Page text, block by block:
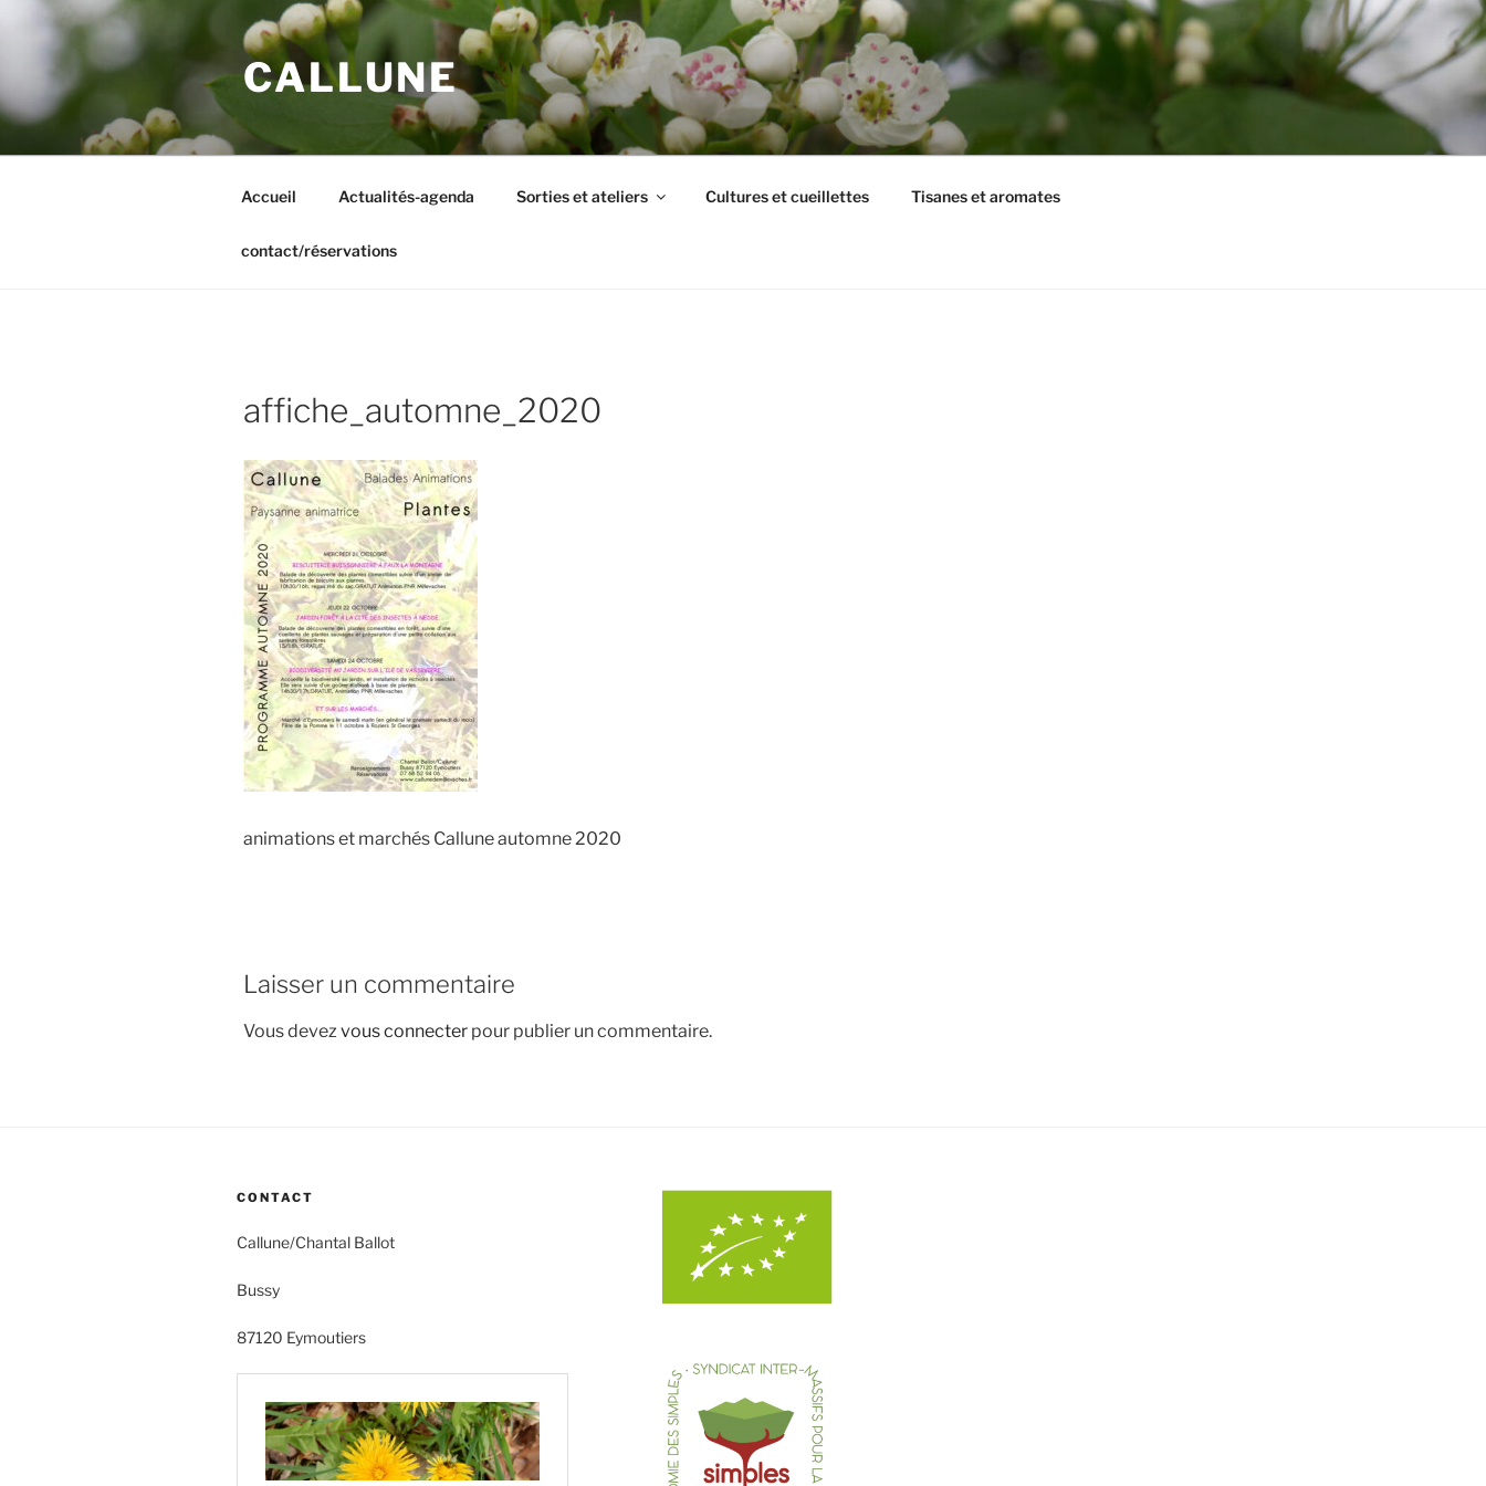
principal
CALLUNE
Accueil Actualités-agenda Sorties et ateliers Cultures et cueillettes Tisanes et aromates
contact/réservations
affiche_automne_2020
animations et marchés Callune automne 2020
Laisser un commentaire
Vous devezvous connecter pour publier un commentaire.
CONTACT
Callune/Chantal Ballot
Bussy
87120 Eymoutiers